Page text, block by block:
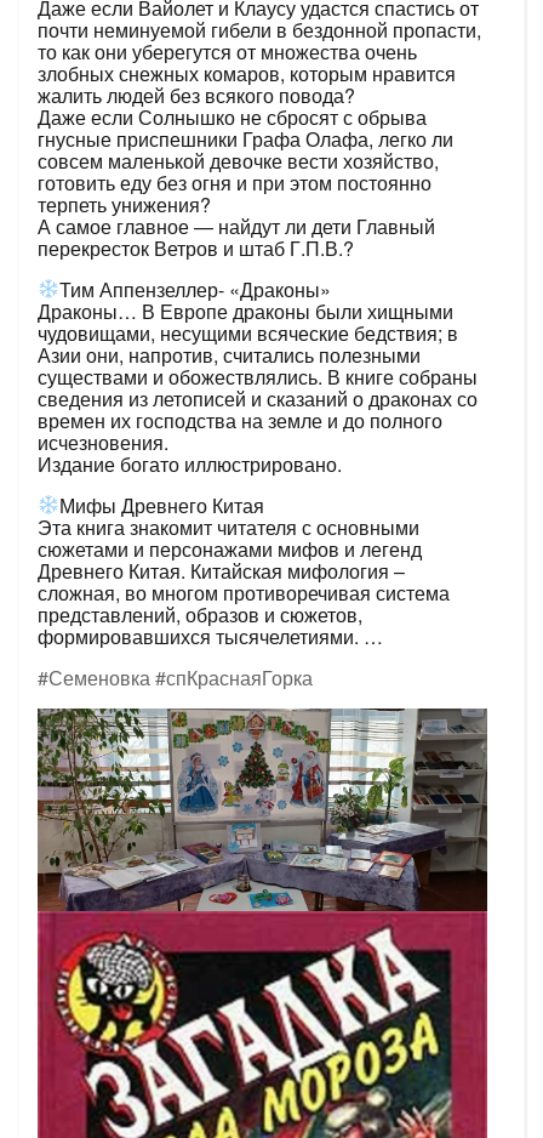
Даже если Вайолет и Клаусу удастся спастись от
почти неминуемой гибели в бездонной пропасти,
то как они уберегутся от множества очень
злобных снежных комаров, которым нравится
жалить людей без всякого повода?
Даже если Солнышко не сбросят с обрыва
гнусные приспешники Графа Олафа, легко ли
совсем маленькой девочке вести хозяйство,
готовить еду без огня и при этом постоянно
терпеть унижения?
А самое главное — найдут ли дети Главный
перекресток Ветров и штаб Г.П.В.?
Тим Аппензеллер- «Драконы»
Драконы… В Европе драконы были хищными
чудовищами, несущими всяческие бедствия; в
Азии они, напротив, считались полезными
существами и обожествлялись. В книге собраны
сведения из летописей и сказаний о драконах со
времен их господства на земле и до полного
исчезновения.
Издание богато иллюстрировано.
Мифы Древнего Китая
Эта книга знакомит читателя с основными
сюжетами и персонажами мифов и легенд
Древнего Китая. Китайская мифология –
сложная, во многом противоречивая система
представлений, образов и сюжетов,
формировавшихся тысячелетиями. …
#Семеновка#спКраснаяГорка